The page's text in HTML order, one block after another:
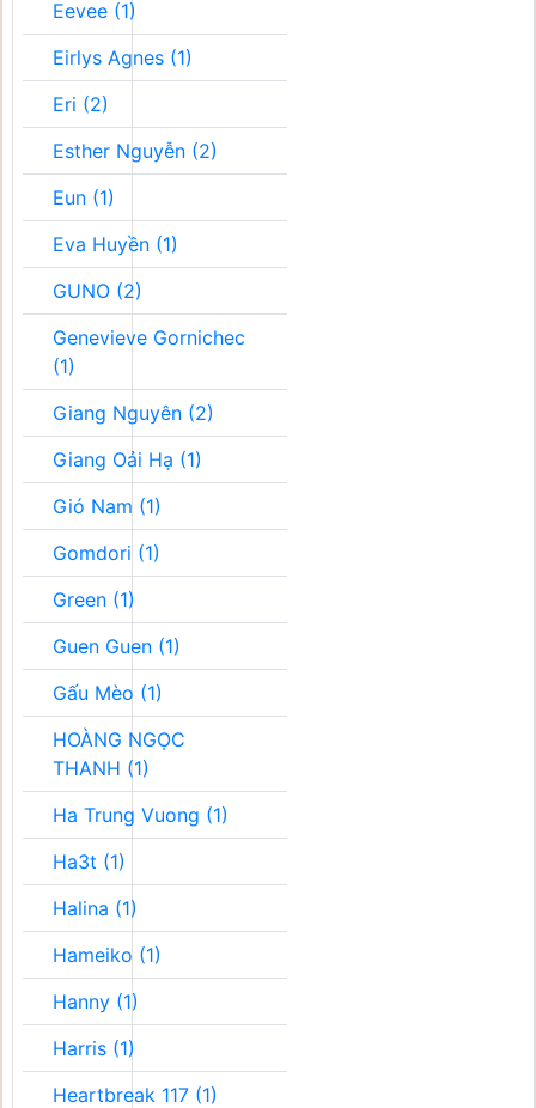
Eevee (1)
Eirlys Agnes (1)
Eri (2)
Esther Nguyễn (2)
Eun (1)
Eva Huyền (1)
GUNO (2)
Genevieve Gornichec
(1)
Giang Nguyên (2)
Giang Oải Hạ (1)
Gió Nam (1)
Gomdori (1)
Green (1)
Guen Guen (1)
Gấu Mèo (1)
HOÀNG NGỌC
THANH (1)
Ha Trung Vuong (1)
Ha3t (1)
Halina (1)
Hameiko (1)
Hanny (1)
Harris (1)
Heartbreak 117 (1)